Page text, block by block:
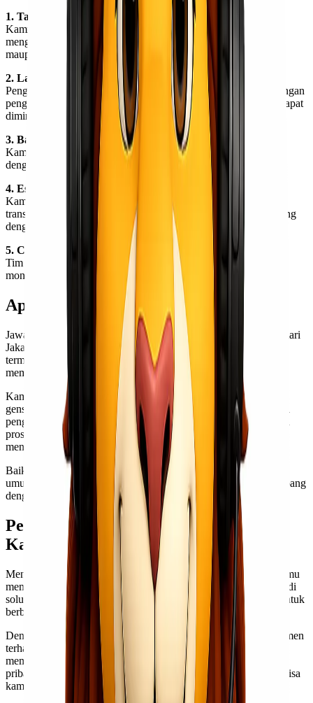
1. Tarif cargo murah dan kompetitif
Kami menawarkan harga pengiriman yang bersaing tanpa
mengurangi kualitas layanan. Cocok untuk kebutuhan personal
maupun bisnis jangka panjang.
2. Layanan terpercaya dan berpengalaman
Pengiriman lintas pulau membutuhkan penanganan khusus. Dengan
pengalaman kami, risiko keterlambatan dan kerusakan barang dapat
diminimalkan.
3. Barang aman dengan standar packing yang baik
Kami memastikan setiap barang dikemas dan ditangani sesuai
dengan jenisnya, sehingga aman selama proses pengiriman.
4. Estimasi waktu pengiriman yang jelas
Kami memberikan estimasi waktu pengiriman yang realistis dan
transparan, sehingga kamu bisa merencanakan penerimaan barang
dengan lebih baik.
5. Customer service responsif
Tim kami siap membantu kamu mulai dari konsultasi hingga
monitoring pengiriman barang.
Apa Bisa Kirim Genset?
Jawabannya, bisa. Lionel Express melayani pengiriman genset dari
Jakarta ke Kupang dengan aman dan sesuai prosedur. Genset
termasuk kategori barang berat dan berdimensi besar, sehingga
membutuhkan penanganan khusus.
Kami akan membantu kamu mulai dari pengecekan spesifikasi
genset, perhitungan berat dan volume, hingga menentukan moda
pengiriman yang paling sesuai. Selain itu, kami juga memastikan
proses packing dan pengamanan dilakukan dengan benar untuk
menghindari kerusakan selama perjalanan.
Baik genset untuk kebutuhan proyek, industri, maupun fasilitas
umum, kami siap mendukung pengirimannya hingga tiba di Kupang
dengan aman.
Percayakan Pengiriman Barang pada
Kami
Mengirim barang ke Kupang tidak perlu ribet dan mahal jika kamu
memilih partner ekspedisi yang tepat. Lionel Express siap menjadi
solusi ekspedisi cargo murah Jakarta Kupang yang terpercaya untuk
berbagai kebutuhan kamu.
Dengan layanan profesional, harga yang kompetitif, serta komitmen
terhadap keamanan dan ketepatan waktu, kami hadir untuk
memastikan setiap pengiriman berjalan lancar. Mulai dari barang
pribadi, cargo besar, hingga barang berat seperti genset, semua bisa
kami tangani dengan baik.